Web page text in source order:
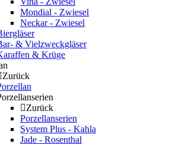
Mondial - Zwiesel
Neckar - Zwiesel
& Vielzweckgläser
& Krüge
Zurück
Zurück
Porzellanserien
System Plus - Kahla
Jade - Rosenthal